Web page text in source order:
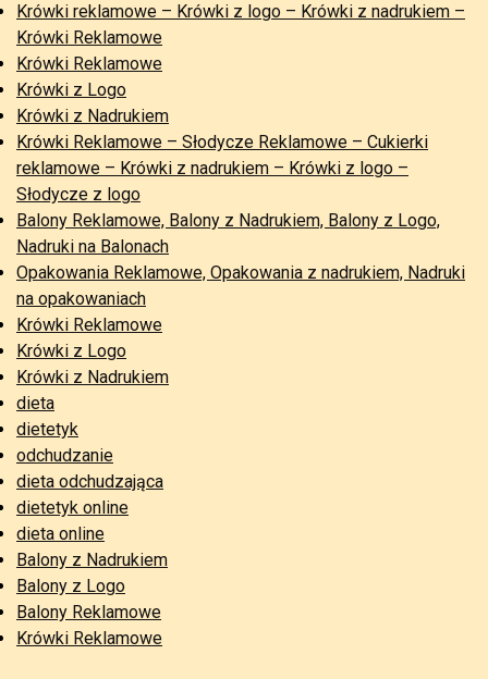
Krówki reklamowe – Krówki z logo – Krówki z nadrukiem –
Krówki Reklamowe
Krówki Reklamowe
Krówki z Logo
Krówki z Nadrukiem
Krówki Reklamowe – Słodycze Reklamowe – Cukierki
reklamowe – Krówki z nadrukiem – Krówki z logo –
Słodycze z logo
Balony Reklamowe, Balony z Nadrukiem, Balony z Logo,
Nadruki na Balonach
Opakowania Reklamowe, Opakowania z nadrukiem, Nadruki
na opakowaniach
Krówki Reklamowe
Krówki z Logo
Krówki z Nadrukiem
dieta
dietetyk
odchudzanie
dieta odchudzająca
dietetyk online
dieta online
Balony z Nadrukiem
Balony z Logo
Balony Reklamowe
Krówki Reklamowe